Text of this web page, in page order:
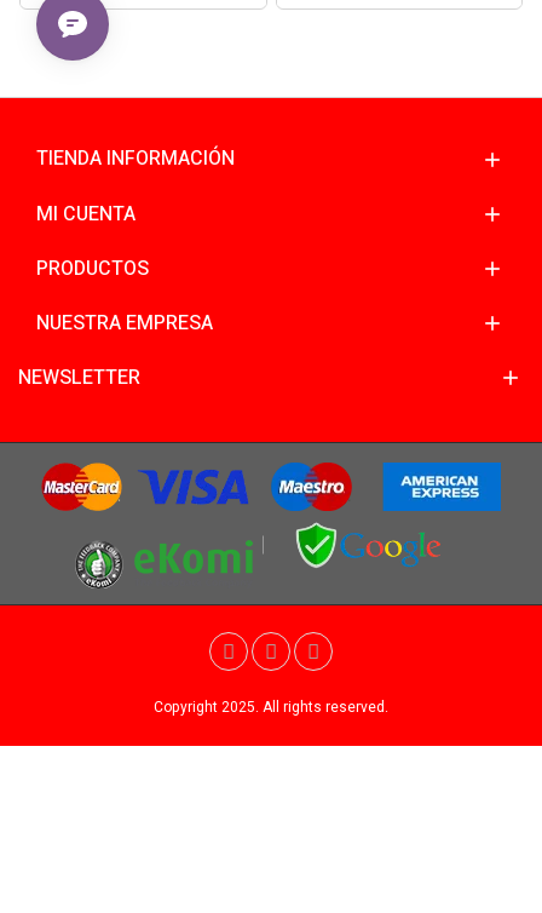
TIENDA INFORMACIÓN
MI CUENTA
PRODUCTOS
NUESTRA EMPRESA
NEWSLETTER
Copyright 2025. All rights reserved.